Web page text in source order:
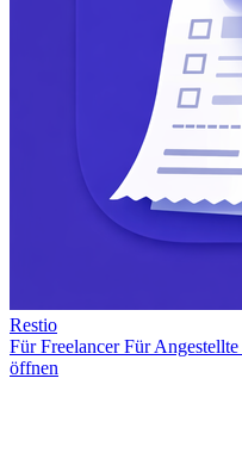
Restio
Für FreelancerFür Angestellte
öffnen